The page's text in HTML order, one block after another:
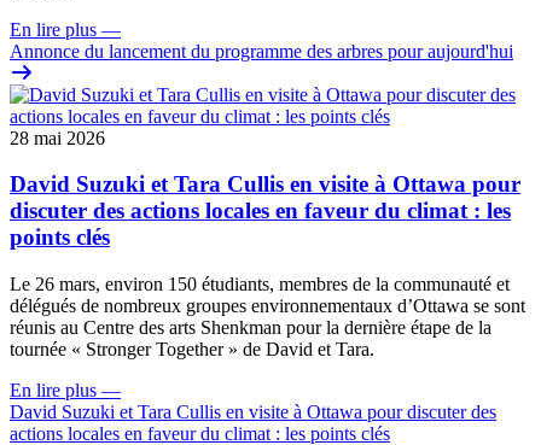
En lire plus —
Annonce du lancement du programme des arbres pour aujourd'hui
28 mai 2026
David Suzuki et Tara Cullis en visite à Ottawa pour
discuter des actions locales en faveur du climat : les
points clés
Le 26 mars, environ 150 étudiants, membres de la communauté et
délégués de nombreux groupes environnementaux d’Ottawa se sont
réunis au Centre des arts Shenkman pour la dernière étape de la
tournée « Stronger Together » de David et Tara.
En lire plus —
David Suzuki et Tara Cullis en visite à Ottawa pour discuter des
actions locales en faveur du climat : les points clés